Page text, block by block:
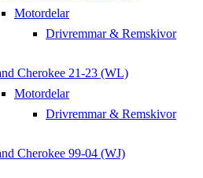
Motordelar
Drivremmar & Remskivor
Cherokee 21-23 (WL)
Motordelar
Drivremmar & Remskivor
Cherokee 99-04 (WJ)